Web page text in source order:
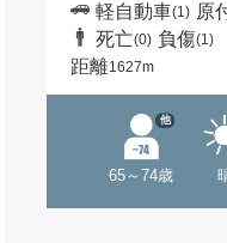
軽自動車(1) 原
死亡(0) 負傷(1)
距離1627m
65～74歳
他